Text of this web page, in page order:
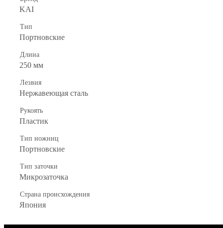
KAI
Тип
Портновские
Длина
250 мм
Лезвия
Нержавеющая сталь
Рукоять
Пластик
Тип ножниц
Портновские
Тип заточки
Микрозаточка
Страна происхождения
Япония